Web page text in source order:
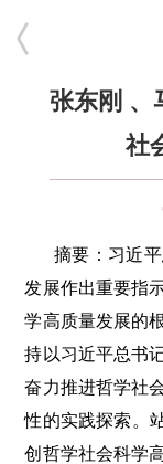
张东刚 、
社
摘要：习近平
发展作出重要指
学高质量发展的
持以习近平总书
奋力推进哲学社
性的实践探索。
创哲学社会科学